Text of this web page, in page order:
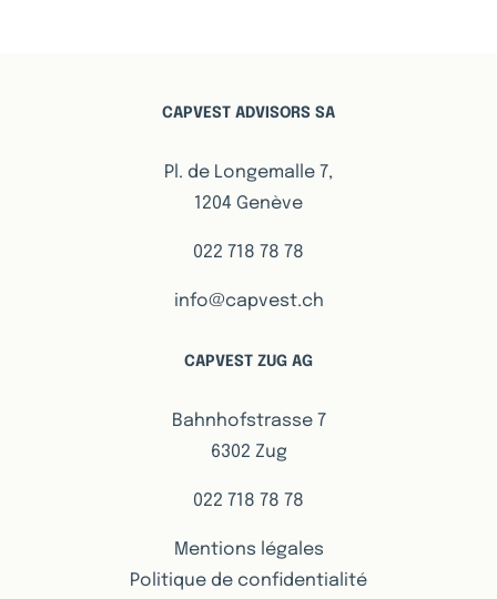
CAPVEST ADVISORS SA
Pl. de Longemalle 7,
1204 Genève
022 718 78 78
info@capvest.ch
CAPVEST ZUG AG
Bahnhofstrasse 7
6302 Zug
022 718 78 78
Mentions légales
Politique de confidentialité